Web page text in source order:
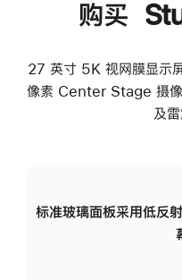
购买
27 英寸 5K 视网膜显示
像素 Center Stage 摄像
及
标准玻璃面板采用低反